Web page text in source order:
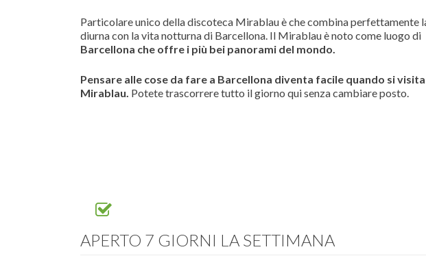
Particolare unico della discoteca Mirablau è che combina perfettamente
diurna con la vita notturna di Barcellona. Il Mirablau è noto come luogo di
Barcellona che offre i più bei panorami del mondo.
Pensare alle cose da fare a Barcellona diventa facile quando si
Mirablau. Potete trascorrere tutto il giorno qui senza cambiare posto.
APERTO 7 GIORNI LA SETTIMANA